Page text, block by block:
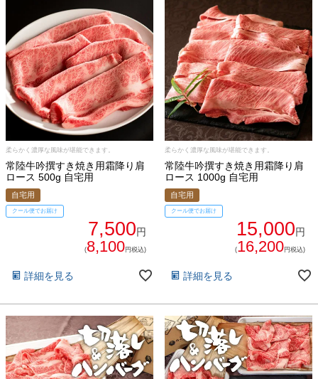
029-254-2441
受付：9:00～17:30
お問合せフォーム
柔らかく濃厚な風味が堪能できます。
常陸牛吟撰すき焼き用霜降り肩
ロース 500g 自宅用
自宅用
クール便でお届け
7,500円
(8,100円税込)
詳細を見る
柔らかく濃厚な風味が堪能できます。
常陸牛吟撰すき焼き用霜降り肩
ロース 1000g 自宅用
自宅用
クール便でお届け
15,000円
(16,200円税込)
詳細を見る